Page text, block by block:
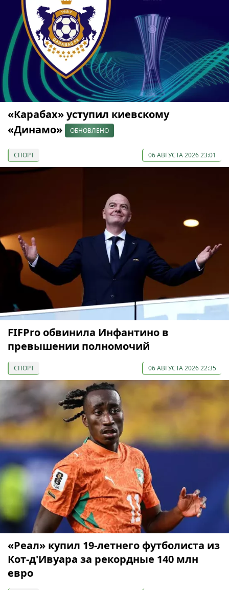
«Карабах» уступил киевскому
«Динамо»
ОБНОВЛЕНО
СПОРТ 06 АВГУСТА 2026 23:01
FIFPro обвинила Инфантино в
превышении полномочий
СПОРТ 06 АВГУСТА 2026 22:35
«Реал» купил 19-летнего футболиста из
Кот-д'Ивуара за рекордные 140 млн
евро